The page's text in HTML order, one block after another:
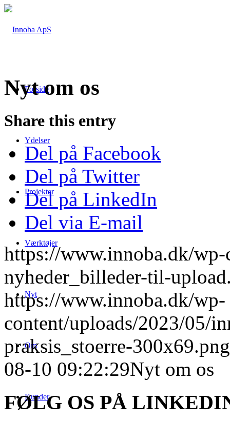
Forside
Ydelser
Projekter
Værktøjer
Nyt
Om
Kunder
Nyt om os
Share this entry
Del på Facebook
Del på Twitter
Del på LinkedIn
Del via E-mail
https://www.innoba.dk/
nyheder_billeder-til-
https://www.innoba.dk/wp-
content/uploads/2023/05/
praksis_stoerre-300x69.png
08-10 09:22:29Nyt om os
FØLG OS PÅ